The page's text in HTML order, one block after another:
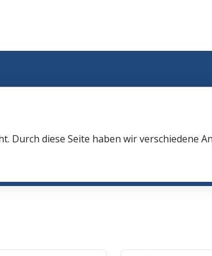
Durch diese Seite haben wir verschiedene